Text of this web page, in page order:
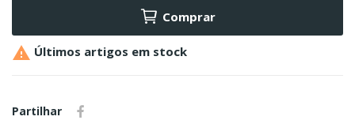
Comprar
 Últimos artigos em stock
Partilhar